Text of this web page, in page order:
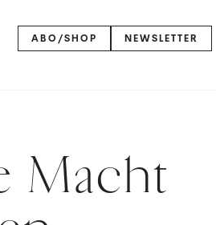
ABO/SHOP NEWSLETTER
Macht